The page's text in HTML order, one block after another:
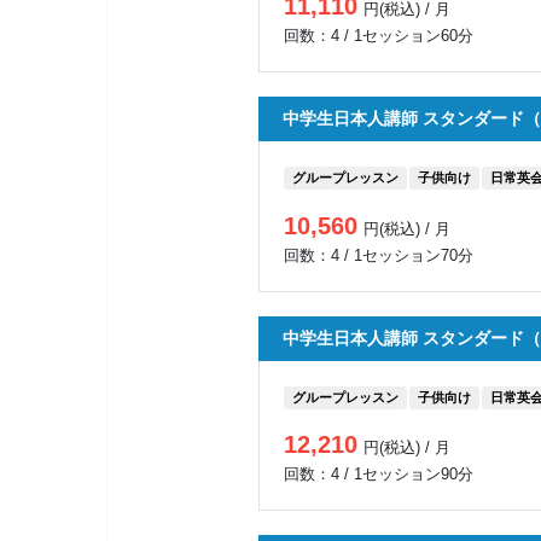
11,110 円(税込) / 月
回数：4 / 1セッション60分
中学生日本人講師 スタンダード（
グループレッスン 子供向け 日常英
10,560 円(税込) / 月
回数：4 / 1セッション70分
中学生日本人講師 スタンダード（
グループレッスン 子供向け 日常英
12,210 円(税込) / 月
回数：4 / 1セッション90分